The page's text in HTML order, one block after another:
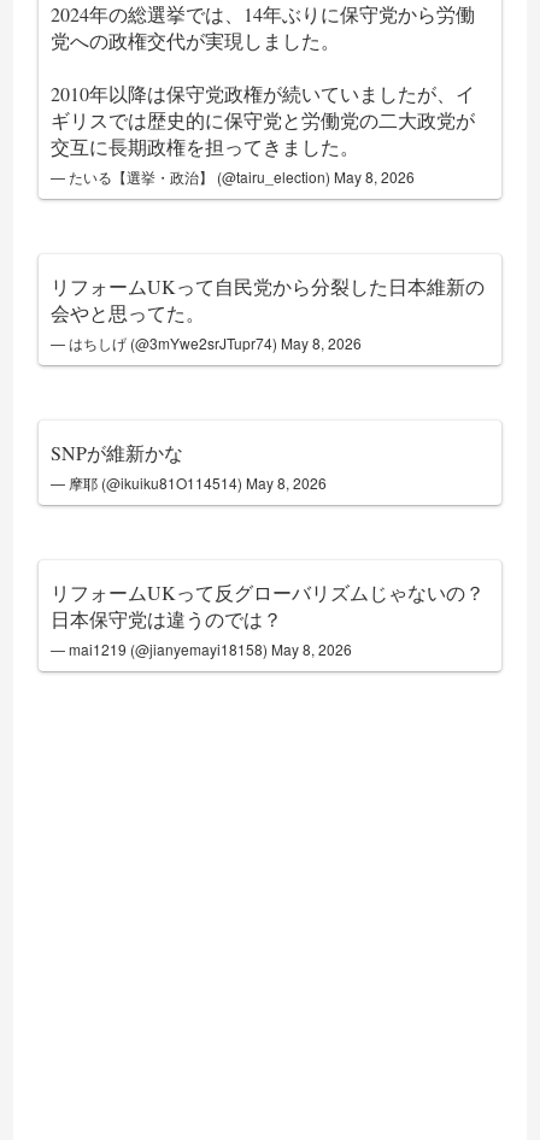
2024年の総選挙では、14年ぶりに保守党から労働
党への政権交代が実現しました。
2010年以降は保守党政権が続いていましたが、イ
ギリスでは歴史的に保守党と労働党の二大政党が
交互に長期政権を担ってきました。
— たいる【選挙・政治】 (@tairu_election) May 8, 2026
リフォームUKって自民党から分裂した日本維新の
会やと思ってた。
— はちしげ (@3mYwe2srJTupr74) May 8, 2026
SNPが維新かな
— 摩耶 (@ikuiku81O114514) May 8, 2026
リフォームUKって反グローバリズムじゃないの？
日本保守党は違うのでは？
— mai1219 (@jianyemayi18158) May 8, 2026